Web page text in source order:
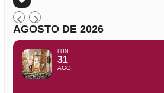
AGOSTO DE 2026
LUN
31
AGO